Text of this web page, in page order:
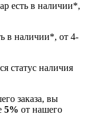
есть в наличии*,
в наличии*, от 4-
статус наличия
заказа, вы
5% от нашего